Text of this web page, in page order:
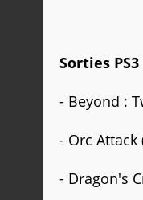
Sorties PS3
- Beyond :
- Orc Attack
- Dragon's